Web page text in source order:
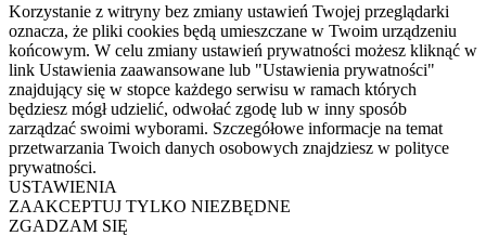
Korzystanie z witryny bez zmiany ustawień Twojej przeglądarki
oznacza, że pliki cookies będą umieszczane w Twoim urządzeniu
końcowym. W celu zmiany ustawień prywatności możesz kliknąć w
link Ustawienia zaawansowane lub "Ustawienia prywatności"
znajdujący się w stopce każdego serwisu w ramach których
będziesz mógł udzielić, odwołać zgodę lub w inny sposób
zarządzać swoimi wyborami. Szczegółowe informacje na temat
przetwarzania Twoich danych osobowych znajdziesz w polityce
prywatności.
USTAWIENIA
ZAAKCEPTUJ TYLKO NIEZBĘDNE
ZGADZAM SIĘ